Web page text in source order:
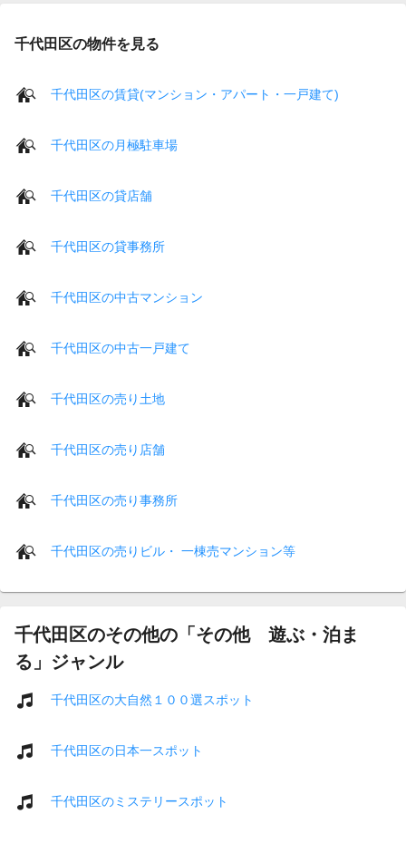
千代田区の物件を見る
千代田区の賃貸(マンション・アパート・一戸建て)
千代田区の月極駐車場
千代田区の貸店舗
千代田区の貸事務所
千代田区の中古マンション
千代田区の中古一戸建て
千代田区の売り土地
千代田区の売り店舗
千代田区の売り事務所
千代田区の売りビル・ 一棟売マンション等
千代田区のその他の「その他 遊ぶ・泊ま
る」ジャンル
千代田区の大自然１００選スポット
千代田区の日本一スポット
千代田区のミステリースポット